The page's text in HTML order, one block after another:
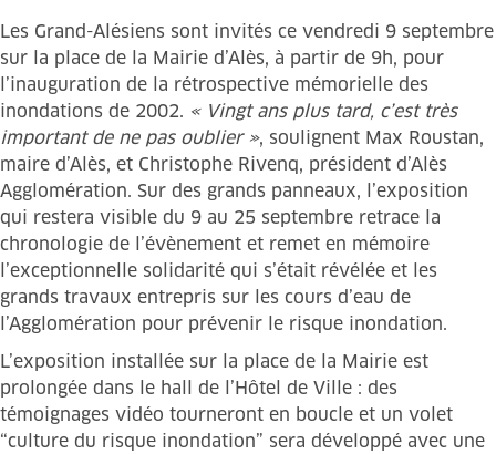
Les Grand-Alésiens sont invités ce vendredi 9 septembre
sur la place de la Mairie d’Alès, à partir de 9h, pour
l’inauguration de la rétrospective mémorielle des
inondations de 2002. « Vingt ans plus tard, c’est très
important de ne pas oublier », soulignent Max Roustan,
maire d’Alès, et Christophe Rivenq, président d’Alès
Agglomération. Sur des grands panneaux, l’exposition
qui restera visible du 9 au 25 septembre retrace la
chronologie de l’évènement et remet en mémoire
l’exceptionnelle solidarité qui s’était révélée et les
grands travaux entrepris sur les cours d’eau de
l’Agglomération pour prévenir le risque inondation.
L’exposition installée sur la place de la Mairie est
prolongée dans le hall de l’Hôtel de Ville : des
témoignages vidéo tourneront en boucle et un volet
“culture du risque inondation” sera développé avec une